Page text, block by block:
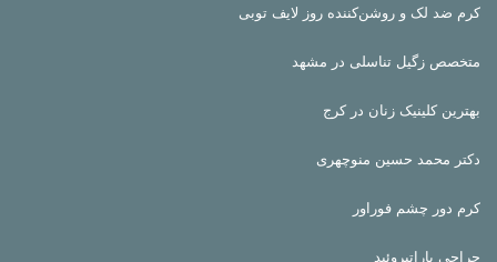
کرم ضد لک و روشن‌کننده روز لایف توبی
متخصص زگیل تناسلی در مشهد
بهترین کلینیک زنان در کرج
دکتر محمد حسین منوچهری
کرم دور چشم فوراور
جراحی پاراتیروئید